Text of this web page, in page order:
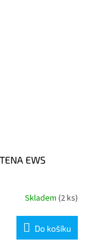
EWS
Skladem (2 ks)
Do košíku